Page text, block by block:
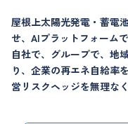
屋根上太陽光発電・蓄電
せ、AIプラットフォーム
自社で、グループで、地
り、企業の再エネ自給率
営リスクヘッジを無理な